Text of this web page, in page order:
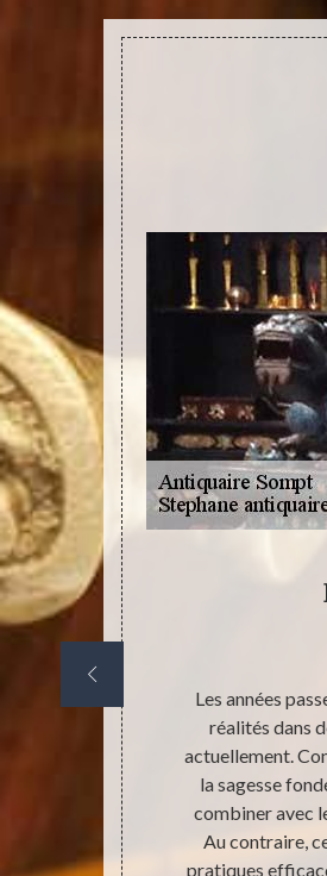
d’autre
Les années
réalités dans
actuellement.
la sagesse
combiner avec
Au contraire,
pratiques